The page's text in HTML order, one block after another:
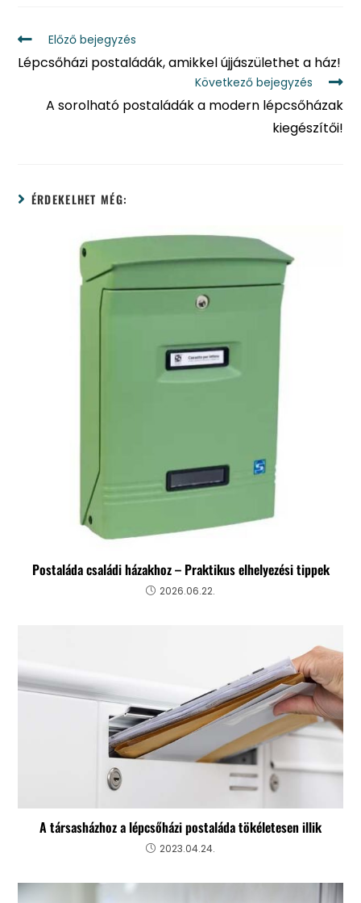
Előző bejegyzés
Lépcsőházi postaládák, amikkel újjászülethet a ház!
Következő bejegyzés
A sorolható postaládák a modern lépcsőházak
kiegészítői!
ÉRDEKELHET MÉG:
Postaláda családi házakhoz – Praktikus elhelyezési tippek
2026.06.22.
A társasházhoz a lépcsőházi postaláda tökéletesen illik
2023.04.24.